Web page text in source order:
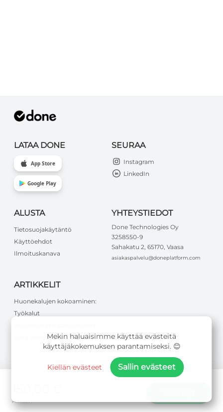
Alkaen
LATAA DONE
App Store
Google Play
SEURAA
Instagram
LinkedIn
ALUSTA
Tietosuojakäytäntö
Käyttöehdot
Ilmoituskanava
YHTEYSTIEDOT
Done Technologies Oy
3258550-9
Sahakatu 2, 65170, Vaasa
asiakaspalvelu@doneplatform.com
ARTIKKELIT
Huonekalujen kokoaminen:
Työkalut
Vältä virheetMekin haluaisimme käyttää evästeitä
käyttäjäkokemuksen parantamiseksi. 😊
Kiellän evästeet Sallin evästeet